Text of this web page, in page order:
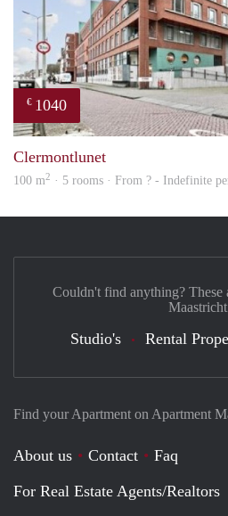
€ 1040
Clermontlunet
100 m2 · 5 rooms · From ? - Indefinite
Find your Apartment on Apartment
About us Contact
Faq
For Real Estate Agents/Realtors
Couldn't find anything? These
Studio's Rental